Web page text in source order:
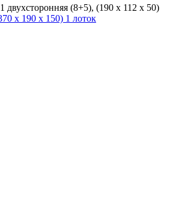
двухсторонняя (8+5), (190 х 112 х 50)
х 190 х 150) 1 лоток